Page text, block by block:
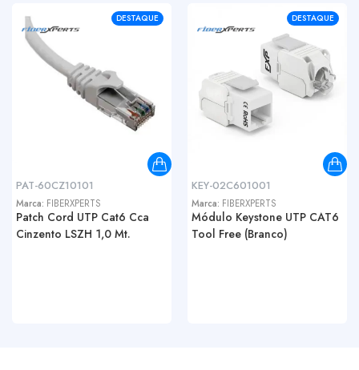
DESTAQUE
PAT-60CZ10101
Marca: FIBERXPERTS
Patch Cord UTP Cat6 Cca
Cinzento LSZH 1,0 Mt.
DESTAQUE
KEY-02C601001
Marca: FIBERXPERTS
Módulo Keystone UTP CAT6
Tool Free (Branco)